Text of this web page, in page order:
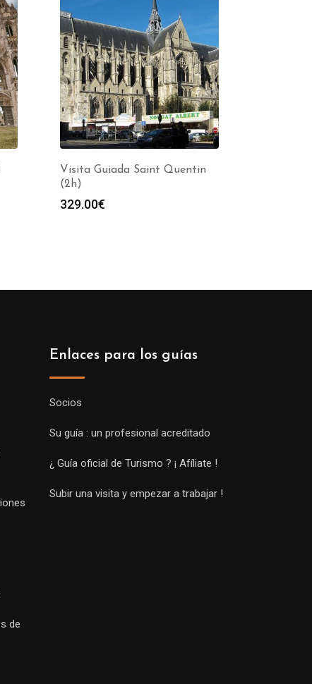
Visita Guiada Saint Quentin
(2h)
329.00€
de
Enlaces para los guías
Socios
Su guía : un profesional acreditado
¿ Guía oficial de Turismo ? ¡ Afíliate !
Subir una visita y empezar a trabajar !